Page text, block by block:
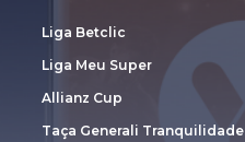
Liga Betclic
Liga Meu Super
Allianz Cup
Taça Generali Tranquilidade